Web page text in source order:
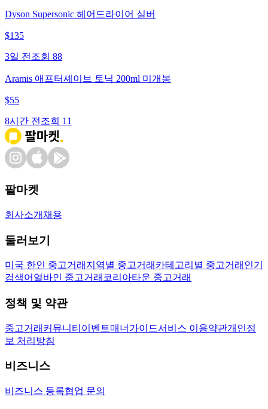
Dyson Supersonic 헤어드라이어 실버
$135
3일 전 조회 88
Aramis 애프터셰이브 토닉 200ml 미개봉
$55
8시간 전 조회 11
팔마켓
회사소개 채용
둘러보기
미국 한인 중고거래 지역별 중고거래 카테고리별 중고거래 인기
검색어 얼바인 중고거래 코리아타운 중고거래
정책 및 약관
중고거래 커뮤니티 이벤트매너가이드서비스 이용약관개인정
보 처리방침
비즈니스
비즈니스 등록협업 문의